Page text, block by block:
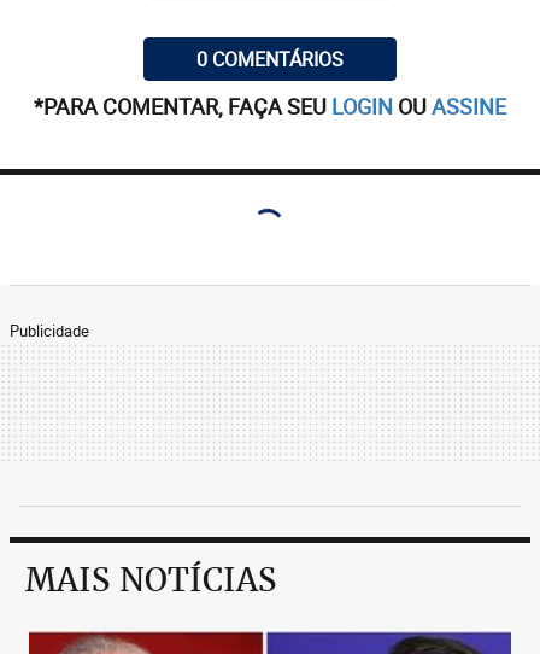
0 COMENTÁRIOS
*PARA COMENTAR, FAÇA SEU LOGIN OUASSINE
Publicidade
MAIS NOTÍCIAS